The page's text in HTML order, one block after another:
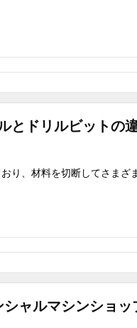
とドリルビットの
り、材料を切断してさまざ
ャルマシンショッ